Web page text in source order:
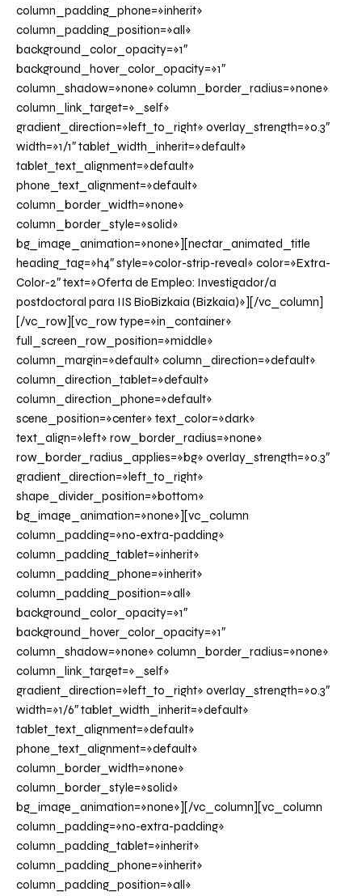
column_padding_phone=»inherit»
column_padding_position=»all»
background_color_opacity=»1″
background_hover_color_opacity=»1″
column_shadow=»none» column_border_radius=»none»
column_link_target=»_self»
gradient_direction=»left_to_right» overlay_strength=»0.3″
width=»1/1″ tablet_width_inherit=»default»
tablet_text_alignment=»default»
phone_text_alignment=»default»
column_border_width=»none»
column_border_style=»solid»
bg_image_animation=»none»][nectar_animated_title
heading_tag=»h4″ style=»color-strip-reveal» color=»Extra-
Color-2″ text=»Oferta de Empleo: Investigador/a
postdoctoral para IIS BioBizkaia (Bizkaia)»][/vc_column]
[/vc_row][vc_row type=»in_container»
full_screen_row_position=»middle»
column_margin=»default» column_direction=»default»
column_direction_tablet=»default»
column_direction_phone=»default»
scene_position=»center» text_color=»dark»
text_align=»left» row_border_radius=»none»
row_border_radius_applies=»bg» overlay_strength=»0.3″
gradient_direction=»left_to_right»
shape_divider_position=»bottom»
bg_image_animation=»none»][vc_column
column_padding=»no-extra-padding»
column_padding_tablet=»inherit»
column_padding_phone=»inherit»
column_padding_position=»all»
background_color_opacity=»1″
background_hover_color_opacity=»1″
column_shadow=»none» column_border_radius=»none»
column_link_target=»_self»
gradient_direction=»left_to_right» overlay_strength=»0.3″
width=»1/6″ tablet_width_inherit=»default»
tablet_text_alignment=»default»
phone_text_alignment=»default»
column_border_width=»none»
column_border_style=»solid»
bg_image_animation=»none»][/vc_column][vc_column
column_padding=»no-extra-padding»
column_padding_tablet=»inherit»
column_padding_phone=»inherit»
column_padding_position=»all»